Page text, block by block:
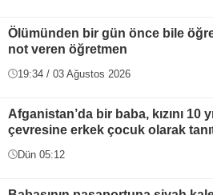
Ölümünden bir gün önce bile
not veren öğretmen
19:34 / 03 Ağustos 2026
Afganistan’da bir baba, kızını 10
çevresine erkek çocuk olarak
Dün 05:12